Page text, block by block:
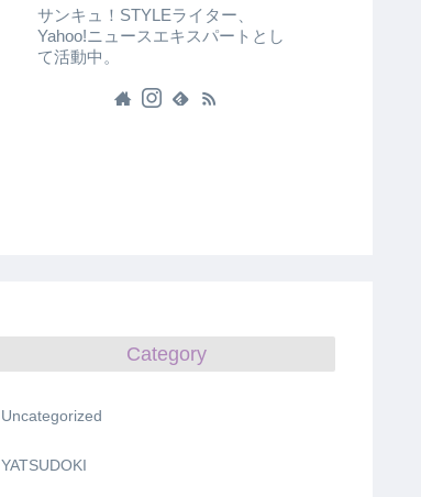
サンキュ！STYLEライター、
Yahoo!ニュースエキスパートとし
て活動中。
Category
Uncategorized
YATSUDOKI